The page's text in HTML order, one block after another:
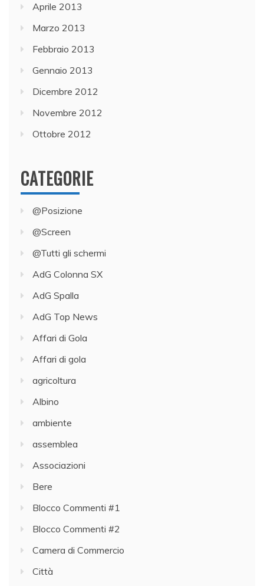
Aprile 2013
Marzo 2013
Febbraio 2013
Gennaio 2013
Dicembre 2012
Novembre 2012
Ottobre 2012
CATEGORIE
@Posizione
@Screen
@Tutti gli schermi
AdG Colonna SX
AdG Spalla
AdG Top News
Affari di Gola
Affari di gola
agricoltura
Albino
ambiente
assemblea
Associazioni
Bere
Blocco Commenti #1
Blocco Commenti #2
Camera di Commercio
Città